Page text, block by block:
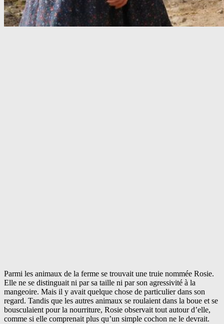
Parmi les animaux de la ferme se trouvait une truie nommée Rosie.
Elle ne se distinguait ni par sa taille ni par son agressivité à la
mangeoire. Mais il y avait quelque chose de particulier dans son
regard. Tandis que les autres animaux se roulaient dans la boue et se
bousculaient pour la nourriture, Rosie observait tout autour d’elle,
comme si elle comprenait plus qu’un simple cochon ne le devrait.